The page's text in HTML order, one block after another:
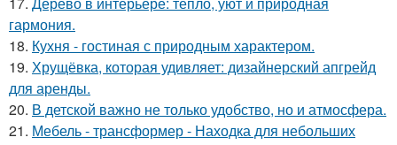
гармония.
18. Кухня - гостиная с природным характером.
19. Хрущёвка, которая удивляет: дизайнерский апгрейд
для аренды.
20. В детской важно не только удобство, но и атмосфера.
21. Мебель - трансформер - Находка для небольших